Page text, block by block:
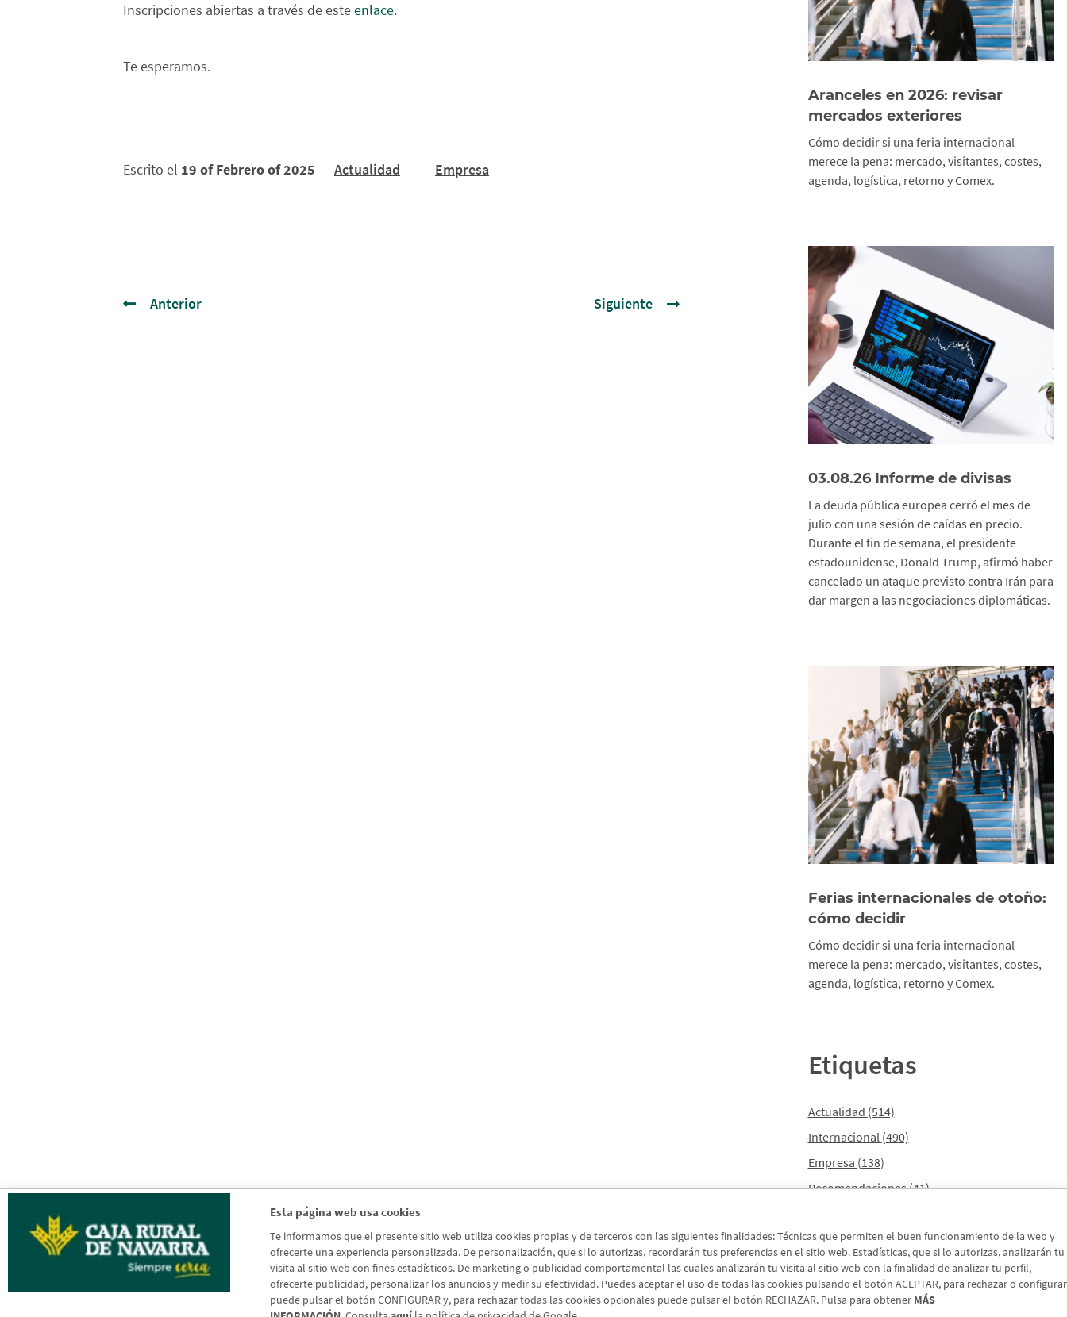
Esta página web usa cookies
Te informamos que el presente sitio web utiliza cookies propias y de terceros con las siguientes finalidades: Técnicas que permiten el buen funcionamiento de la web y
ofrecerte una experiencia personalizada. De personalización, que si lo autorizas, recordarán tus preferencias en el sitio web. Estadísticas, que si lo autorizas, analizarán tu
visita al sitio web con fines estadísticos. De marketing o publicidad comportamental las cuales analizarán tu visita al sitio web con la finalidad de analizar tu perfil,
ofrecerte publicidad, personalizar los anuncios y medir su efectividad. Puedes aceptar el uso de todas las cookies pulsando el botón ACEPTAR, para rechazar o configurar
puede pulsar el botón CONFIGURAR y, para rechazar todas las cookies opcionales puede pulsar el botón RECHAZAR. Pulsa para obtener MÁS
Inscripciones abiertas a través de esteenlace.
Te esperamos.
Escrito el 19 of Febrero of 2025 Actualidad Empresa
Anterior Siguiente
Aranceles en 2026: revisar
mercados exteriores
Cómo decidir si una feria internacional
merece la pena: mercado, visitantes, costes,
agenda, logística, retorno y Comex.
03.08.26 Informe de divisas
La deuda pública europea cerró el mes de
julio con una sesión de caídas en precio.
Durante el fin de semana, el presidente
estadounidense, Donald Trump, afirmó haber
cancelado un ataque previsto contra Irán para
dar margen a las negociaciones diplomáticas.
Ferias internacionales de otoño:
cómo decidir
Cómo decidir si una feria internacional
merece la pena: mercado, visitantes, costes,
agenda, logística, retorno y Comex.
Etiquetas
Actualidad (514)
Internacional (490)
Empresa (138)
Recomendaciones(41)
Actualidad - Cloned(8)